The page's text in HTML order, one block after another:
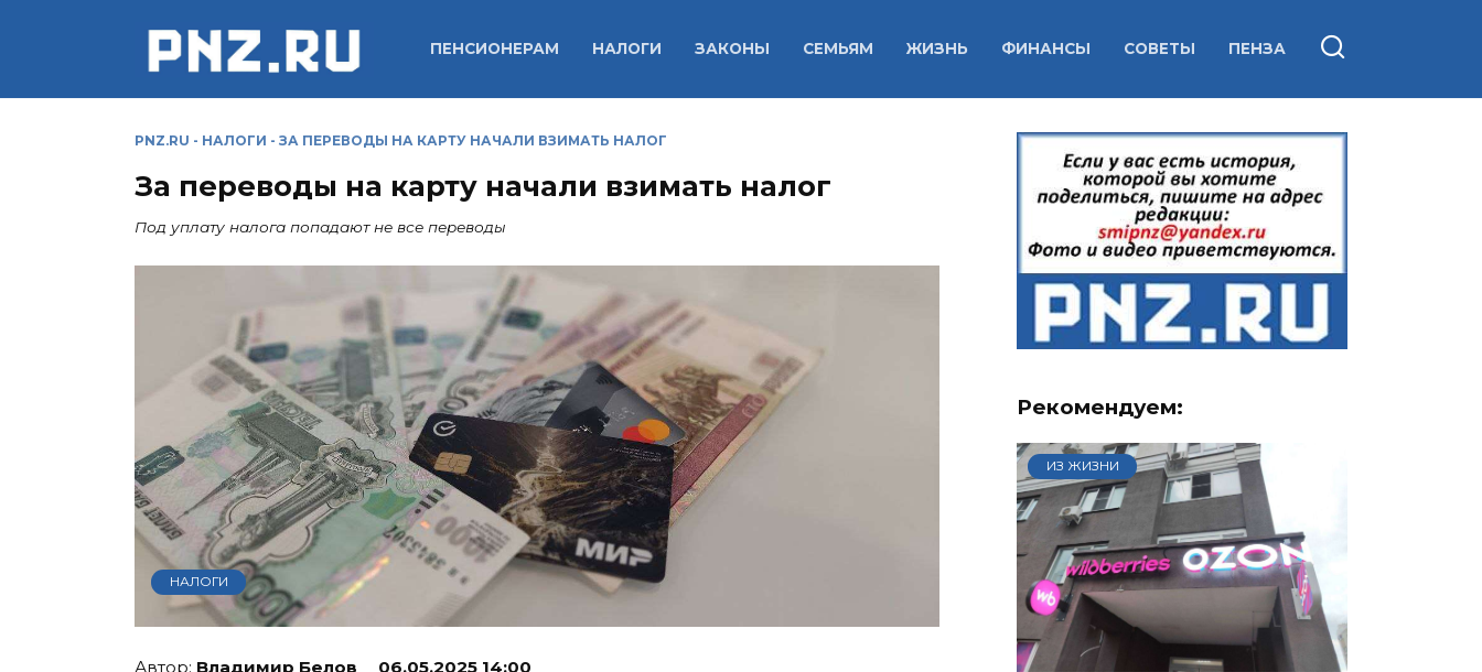
ПЕНСИОНЕРАМ НАЛОГИ ЗАКОНЫ СЕМЬЯМ ЖИЗНЬ ФИНАНСЫ СОВЕТЫ ПЕНЗА
PNZ.RU - НАЛОГИ - ЗА ПЕРЕВОДЫ НА КАРТУ НАЧАЛИ ВЗИМАТЬ НАЛОГ
За переводы на карту начали взимать налог
Под уплату налога попадают не все переводы
НАЛОГИ
Владимир Белов 06.05.2025 14:00
Рекомендуем:
ИЗ ЖИЗНИ